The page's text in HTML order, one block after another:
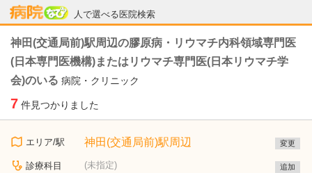
人で選べる医院検索
病院なび
神田(交通局前)駅周辺の膠原病・リウマチ内科領域専門医
(日本専門医機構)またはリウマチ専門医(日本リウマチ学
会)のいる 病院・クリニック
7 件見つかりました
エリア/駅 神田(交通局前)駅周辺 変更
診療科目 (未指定) 追加